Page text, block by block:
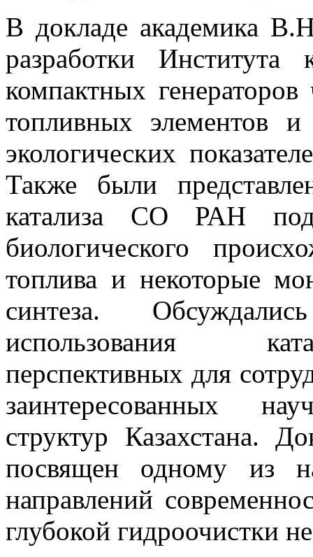
В докладе академика
разработки Института
компактных
топливных элементов
экологических
Также были
катализа СО РАН
биологического
топлива и некоторые
синтеза.
использования
перспективных для
заинтересованных
структур Казахстана.
посвящен одному из
направлений
глубокой гидроочистки